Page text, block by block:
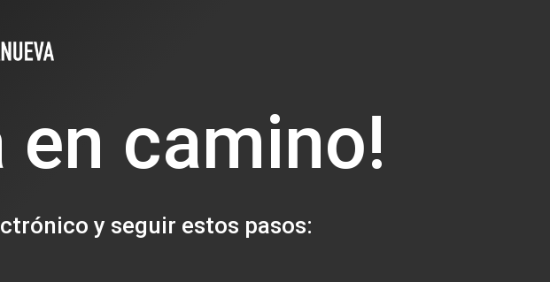
en camino!
y seguir estos pasos: